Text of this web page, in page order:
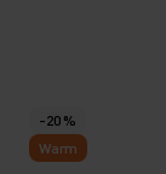
-20 %
Warm